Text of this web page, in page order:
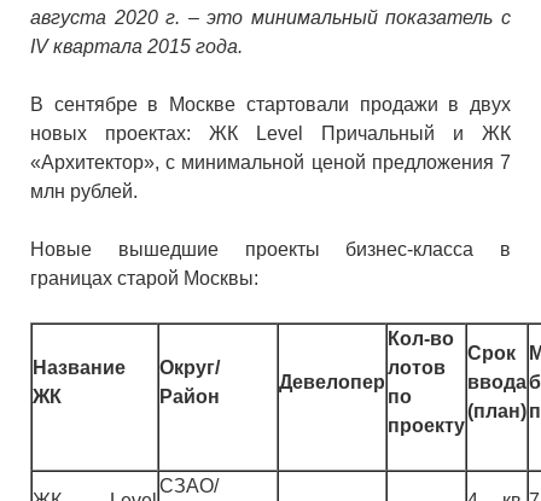
августа 2020 г. – это минимальный показатель с
IV квартала 2015 года.
В сентябре в Москве стартовали продажи в двух
новых проектах: ЖК Level Причальный и ЖК
«Архитектор», с минимальной ценой предложения 7
млн рублей.
Новые вышедшие проекты бизнес-класса в
границах старой Москвы:
Название
ЖК
Округ/
Район
Девелопер
Кол-во
лотов
по
проекту
Срок
ввода
(план)
СЗАО/